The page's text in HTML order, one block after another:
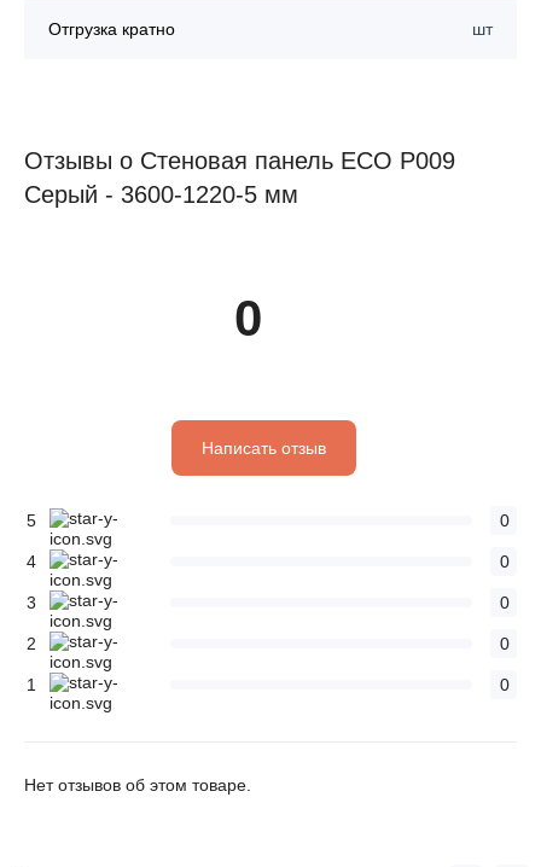
Отгрузка кратно шт
Отзывы о Стеновая панель ECO P009
Серый - 3600-1220-5 мм
0
Написать отзыв
5 0
4 0
3 0
2 0
1 0
Нет отзывов об этом товаре.